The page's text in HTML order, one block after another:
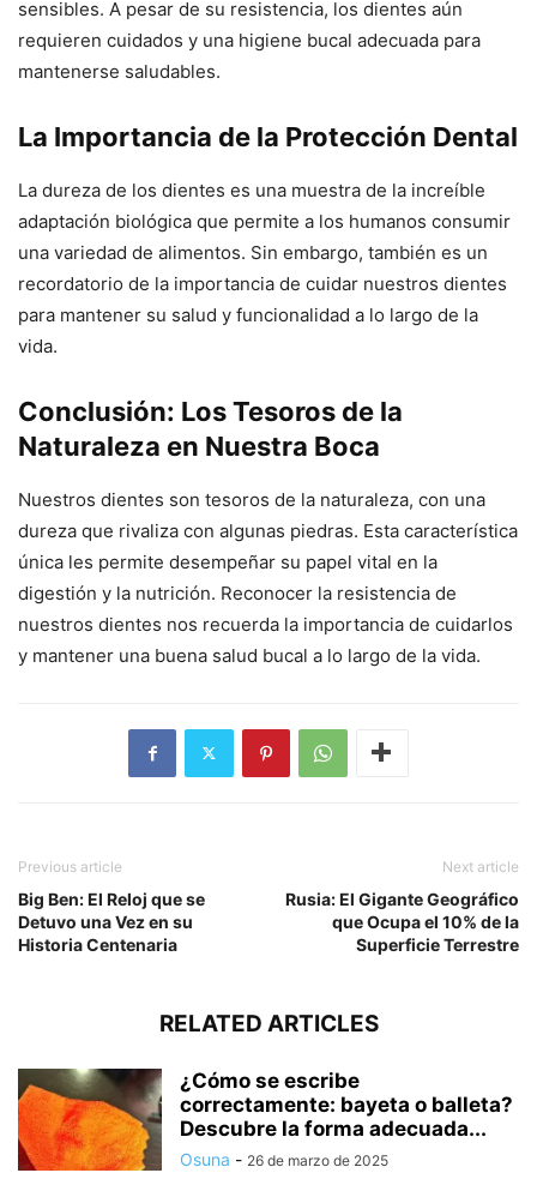
sensibles. A pesar de su resistencia, los dientes aún
requieren cuidados y una higiene bucal adecuada para
mantenerse saludables.
La Importancia de la Protección Dental
La dureza de los dientes es una muestra de la increíble
adaptación biológica que permite a los humanos consumir
una variedad de alimentos. Sin embargo, también es un
recordatorio de la importancia de cuidar nuestros dientes
para mantener su salud y funcionalidad a lo largo de la
vida.
Conclusión: Los Tesoros de la
Naturaleza en Nuestra Boca
Nuestros dientes son tesoros de la naturaleza, con una
dureza que rivaliza con algunas piedras. Esta característica
única les permite desempeñar su papel vital en la
digestión y la nutrición. Reconocer la resistencia de
nuestros dientes nos recuerda la importancia de cuidarlos
y mantener una buena salud bucal a lo largo de la vida.
Previous article
Big Ben: El Reloj que se
Detuvo una Vez en su
Historia Centenaria
Next article
Rusia: El Gigante Geográfico
que Ocupa el 10% de la
Superficie Terrestre
RELATED ARTICLES
¿Cómo se escribe
correctamente: bayeta o balleta?
Descubre la forma adecuada...
Osuna - 26 de marzo de 2025